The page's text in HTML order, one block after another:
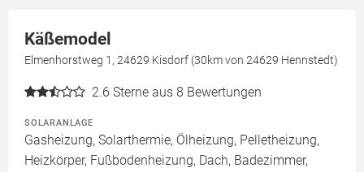
Käßemodel
Elmenhorstweg 1, 24629 Kisdorf (30km von 24629 Hennstedt)
2.6 Sterne aus 8 Bewertungen
SOLARANLAGE
Gasheizung, Solarthermie, Ölheizung, Pelletheizung,
Heizkörper, Fußbodenheizung, Dach, Badezimmer,